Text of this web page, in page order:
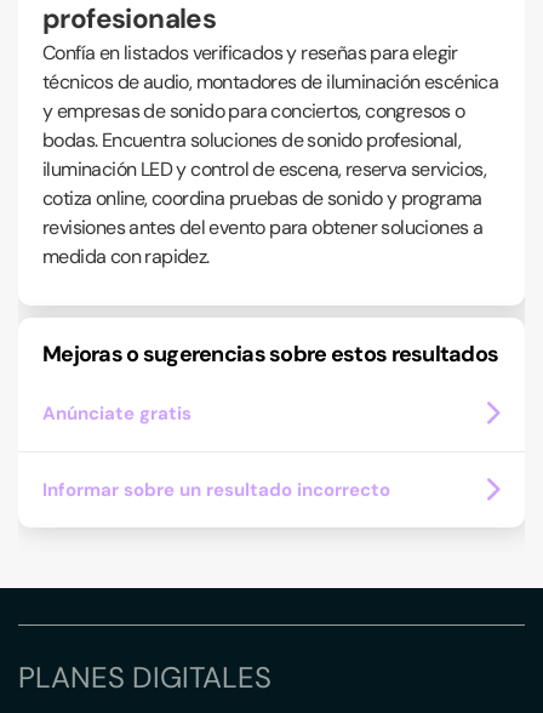
profesionales
Confía en listados verificados y reseñas para elegir
técnicos de audio, montadores de iluminación escénica
y empresas de sonido para conciertos, congresos o
bodas. Encuentra soluciones de sonido profesional,
iluminación LED y control de escena, reserva servicios,
cotiza online, coordina pruebas de sonido y programa
revisiones antes del evento para obtener soluciones a
medida con rapidez.
Mejoras o sugerencias sobre estos resultados
Anúnciate gratis
Informar sobre un resultado incorrecto
PLANES DIGITALES